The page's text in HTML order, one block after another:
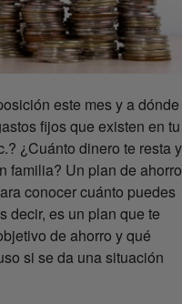
este mes y a dónde
fijos que existen en tu
¿Cuánto dinero te resta y
familia? Un plan de ahorro
conocer cuánto puedes
decir, es un plan que te
de ahorro y qué
si se da una situación